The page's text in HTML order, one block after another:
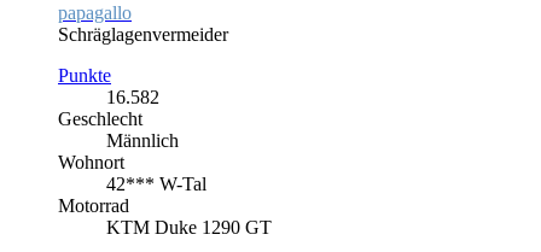
papagallo
Schräglagenvermeider
Punkte
16.582
Geschlecht
Männlich
Wohnort
42*** W-Tal
Motorrad
KTM Duke 1290 GT